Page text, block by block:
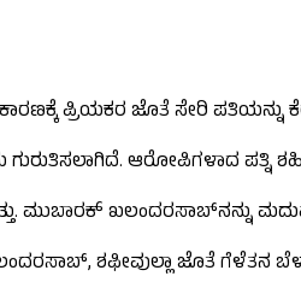
ಪ್ರಿಯಕರ ಜೊತೆ ಸೇರಿ ಪತಿಯನ್ನು
ಆರೋಪಿಗಳಾದ ಪತ್ನಿ
ಖಲಂದರಸಾಬ್‌ನನ್ನು ಮದುವೆ
ಶಫೀವುಲ್ಲಾ ಜೊತೆ